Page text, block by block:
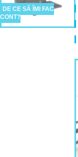
DE CE SĂ ÎMI FAC
CONT?